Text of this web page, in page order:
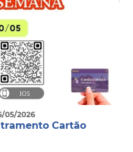
05/2026
Cartão